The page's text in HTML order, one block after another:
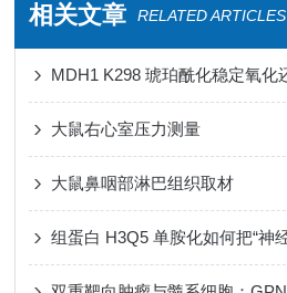
相关文章 RELATED ARTICLES
大鼠右心室压力测量
大鼠鼻咽部淋巴组织取材